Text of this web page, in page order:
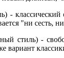
-
"ни сесть,
стиль) -